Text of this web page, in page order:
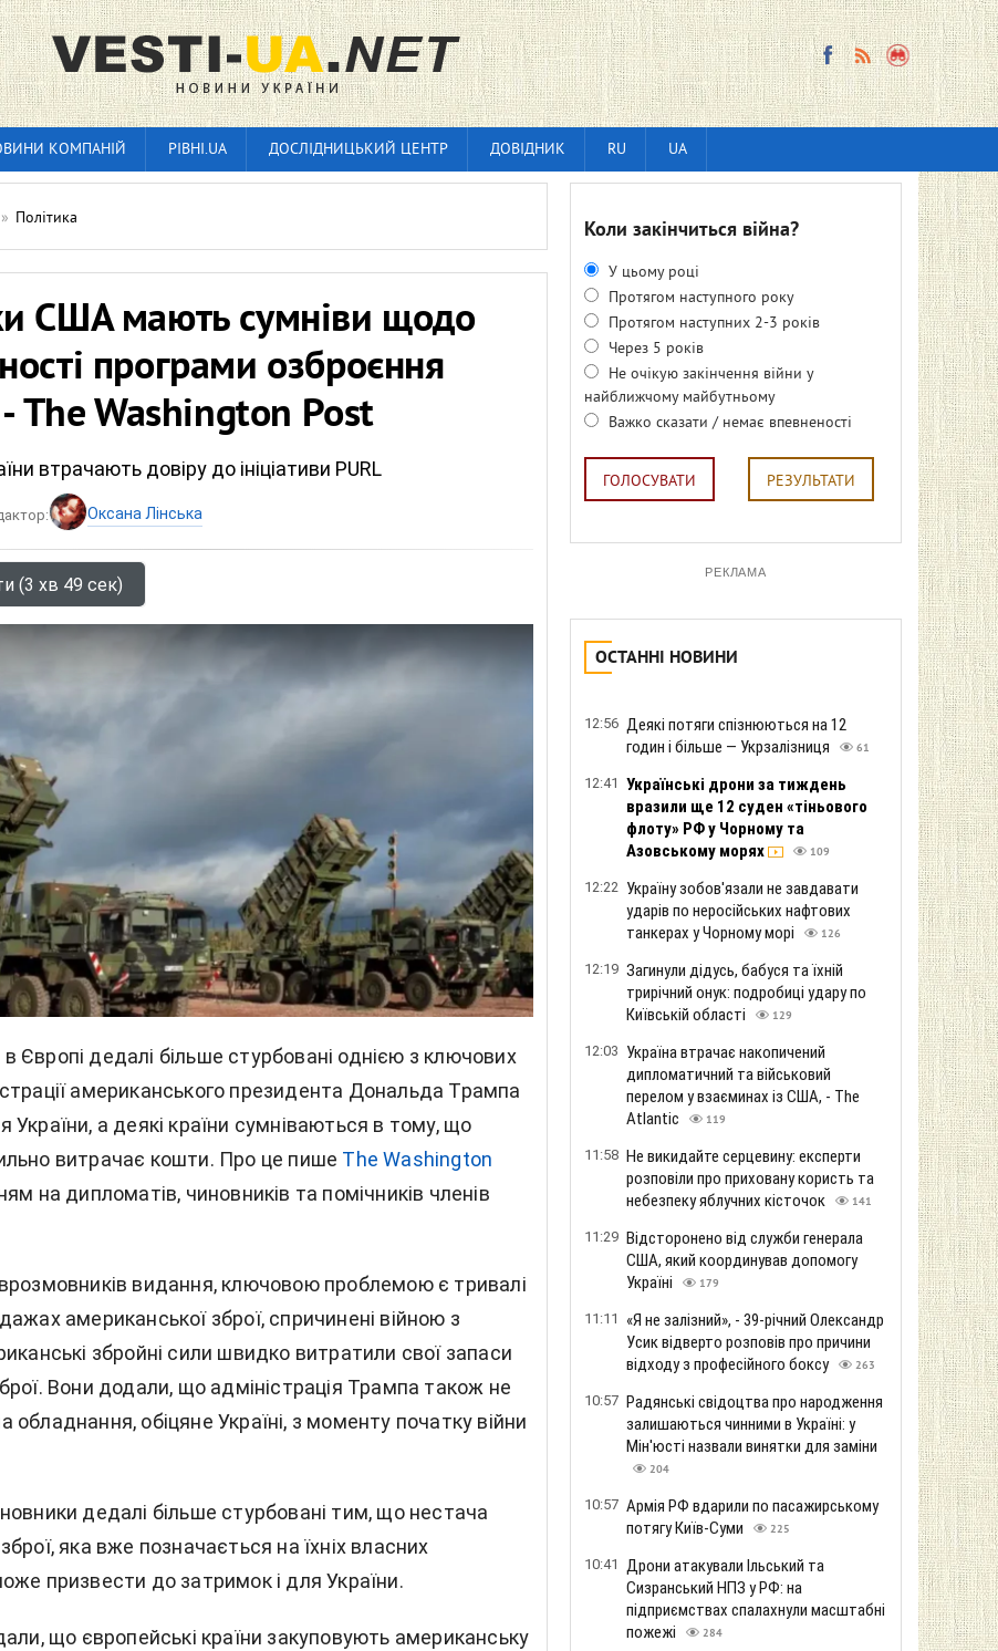
КОМПАНІЙ РІВНІ.UA ДОСЛІДНИЦЬКИЙ ЦЕНТР ДОВІДНИК RU UA
» Політика
США мають сумніви щодо
програми озброєння
The Washington Post
втрачають довіру до ініціативи PURL
Оксана Лінська
(3 хв 49 сек)
дедалі більше стурбовані однією з ключових
американського президента Дональда Трампа
України, а деякі країни сумніваються в тому, що
витрачає кошти. Про це пише The Washington
на дипломатів, чиновників та помічників членів
видання, ключовою проблемою є тривалі
американської зброї, спричинені війною з
збройні сили швидко витратили свої запаси
Вони додали, що адміністрація Трампа також не
обладнання, обіцяне Україні, з моменту початку війни
дедалі більше стурбовані тим, що нестача
яка вже позначається на їхніх власних
призвести до затримок і для України.
що європейські країни закуповують американську
Коли закінчиться війна?
У цьому році
Протягом наступного року
Протягом наступних 2-3 років
Через 5 років
Не очікую закінчення війни у
найближчому майбутньому
Важко сказати / немає впевненості
ГОЛОСУВАТИ РЕЗУЛЬТАТИ
РЕКЛАМА
ОСТАННІ НОВИНИ
12:56 Деякі потяги спізнюються на 12
годин і більше — Укрзалізниця
61
12:41 Українські дрони за тиждень
вразили ще 12 суден «тіньового
флоту» РФ у Чорному та
Азовському морях
109
12:22 Україну зобов'язали не завдавати
ударів по неросійських нафтових
танкерах у Чорному морі
126
12:19 Загинули дідусь, бабуся та їхній
трирічний онук: подробиці удару по
Київській області
129
12:03 Україна втрачає накопичений
дипломатичний та військовий
перелом у взаєминах із США, - The
Atlantic
119
11:58 Не викидайте серцевину: експерти
розповіли про приховану користь та
небезпеку яблучних кісточок
141
11:29 Відсторонено від служби генерала
США, який координував допомогу
Україні
179
11:11
«Я не залізний», - 39-річний Олександр
Усик відверто розповів про причини
відходу з професійного боксу
263
10:57 Радянські свідоцтва про народження
залишаються чинними в Україні: у
Мін'юсті назвали винятки для заміни
204
10:57 Армія РФ вдарили по пасажирському
потягу Київ-Суми
225
10:41 Дрони атакували Ільський та
Сизранський НПЗ у РФ: на
підприємствах спалахнули масштабні
пожежі
284